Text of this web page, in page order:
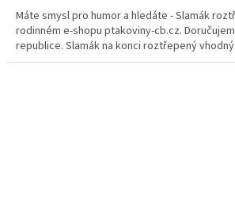
z
5
hvězdiček.
Máte smysl pro humor a hledáte - Slamák
rodinném e-shopu ptakoviny-cb.cz.
republice. Slamák na konci roztřepený vhodný